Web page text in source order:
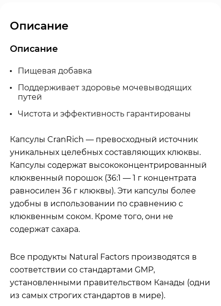
Описание
Описание
Пищевая добавка
Поддерживает здоровье мочевыводящих
путей
Чистота и эффективность гарантированы
Капсулы CranRich — превосходный источник
уникальных целебных составляющих клюквы.
Капсулы содержат высококонцентрированный
клюквенный порошок (36:1 — 1 г концентрата
равносилен 36 г клюквы). Эти капсулы более
удобны в использовании по сравнению с
клюквенным соком. Кроме того, они не
содержат сахара.
Все продукты Natural Factors производятся в
соответствии со стандартами GMP,
установленными правительством Канады (одни
из самых строгих стандартов в мире).